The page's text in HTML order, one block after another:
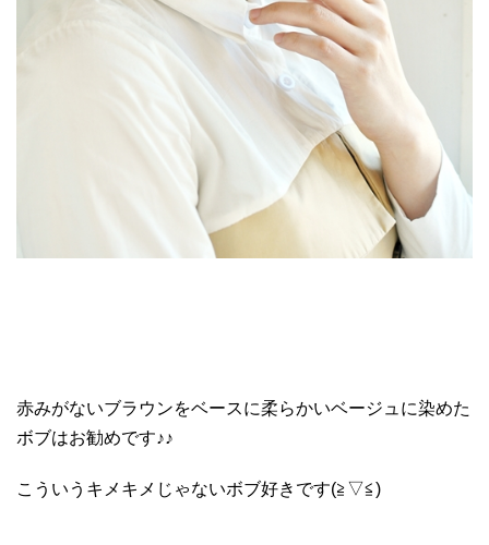
赤みがないブラウンをベースに柔らかいベージュに染めた
ボブはお勧めです♪♪
こういうキメキメじゃないボブ好きです(≧▽≦)